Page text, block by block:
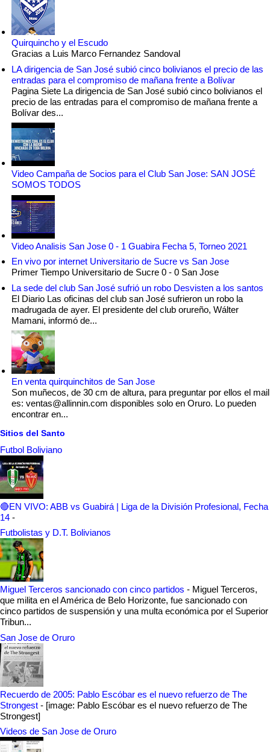
Quirquincho y el Escudo
Gracias a Luis Marco Fernandez Sandoval
LA dirigencia de San José subió cinco bolivianos el precio de las
entradas para el compromiso de mañana frente a Bolívar
Pagina Siete La dirigencia de San José subió cinco bolivianos el
precio de las entradas para el compromiso de mañana frente a
Bolívar des...
Video Campaña de Socios para el Club San Jose: SAN JOSÉ
SOMOS TODOS
Video Analisis San Jose 0 - 1 Guabira Fecha 5, Torneo 2021
En vivo por internet Universitario de Sucre vs San Jose
Primer Tiempo Universitario de Sucre 0 - 0 San Jose
La sede del club San José sufrió un robo Desvisten a los santos
El Diario Las oficinas del club san José sufrieron un robo la
madrugada de ayer. El presidente del club orureño, Wálter
Mamani, informó de...
En venta quirquinchitos de San Jose
Son muñecos, de 30 cm de altura, para preguntar por ellos el mail
es: ventas@allinnin.com disponibles solo en Oruro. Lo pueden
encontrar en...
Sitios del Santo
Futbol Boliviano
🔴EN VIVO: ABB vs Guabirá | Liga de la División Profesional, Fecha
14 -
Futbolistas y D.T. Bolivianos
Miguel Terceros sancionado con cinco partidos - Miguel Terceros,
que milita en el América de Belo Horizonte, fue sancionado con
cinco partidos de suspensión y una multa económica por el Superior
Tribun...
San Jose de Oruro
Recuerdo de 2005: Pablo Escóbar es el nuevo refuerzo de The
Strongest - [image: Pablo Escóbar es el nuevo refuerzo de The
Strongest]
Videos de San Jose de Oruro